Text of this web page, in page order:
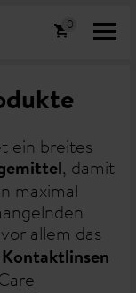
ein breites
, damit
maximal
allem das
Kontaktlinsen